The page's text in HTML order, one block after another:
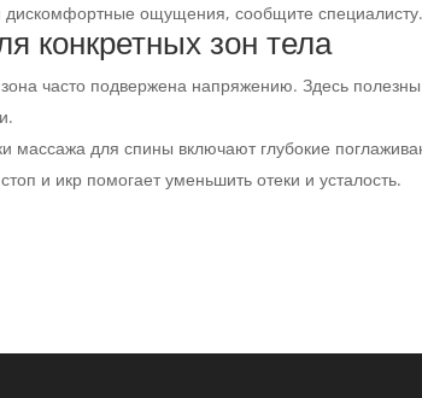
дискомфортные ощущения, сообщите специалисту.
конкретных зон тела
часто подвержена напряжению. Здесь
массажа для спины включают глубокие
и икр помогает уменьшить отеки и усталость.